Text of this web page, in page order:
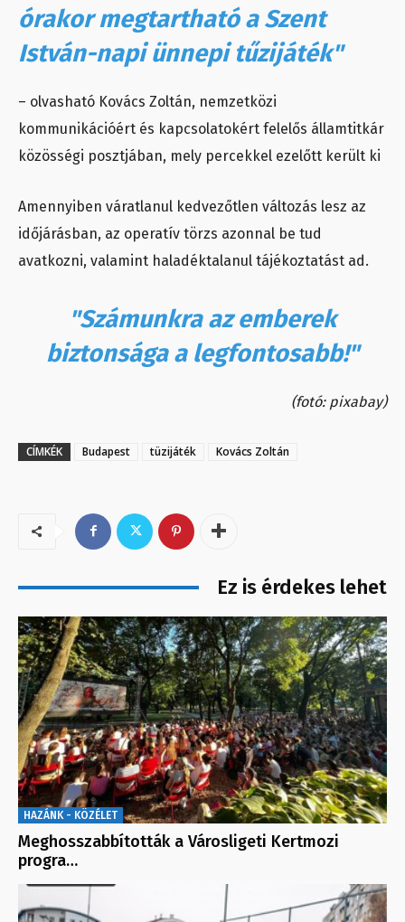
órakor megtartható a Szent
István-napi ünnepi tűzijáték"
– olvasható Kovács Zoltán, nemzetközi
kommunikációért és kapcsolatokért felelős államtitkár
közösségi posztjában, mely percekkel ezelőtt került ki
Amennyiben váratlanul kedvezőtlen változás lesz az
időjárásban, az operatív törzs azonnal be tud
avatkozni, valamint haladéktalanul tájékoztatást ad.
"Számunkra az emberek
biztonsága a legfontosabb!"
(fotó: pixabay)
CÍMKÉK Budapest tüzijáték Kovács Zoltán
Ez is érdekes lehet
HAZÁNK - KÖZÉLET
Meghosszabbították a Városligeti Kertmozi
progra…